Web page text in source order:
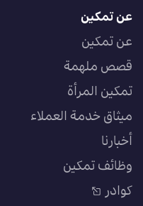
عن تمكين
عن تمكين
قصص ملهمة
تمكين المرأة
ميثاق خدمة العملاء
أخبارنا
وظائف تمكين
كوادر